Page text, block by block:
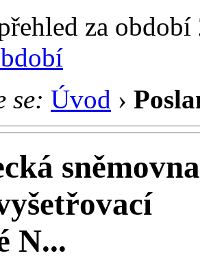
za
se: Úvod ›
sněmovna
N...